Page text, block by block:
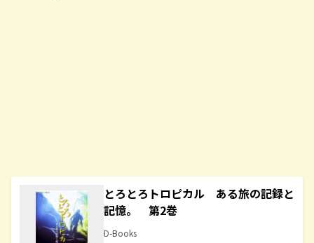
とろとろトロピカル ある旅の記録と
記憶。 第2巻
D-Books